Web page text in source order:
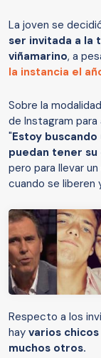
La joven se
ser invitada a la
viñamarino, a
la instancia el
Sobre la
de Instagram
"Estoy
puedan tener
pero para llevar
cuando se liberen
Respecto a los
hay varios
muchos otros.